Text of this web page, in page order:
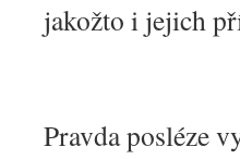
jakožto i jejich
Pravda posléze